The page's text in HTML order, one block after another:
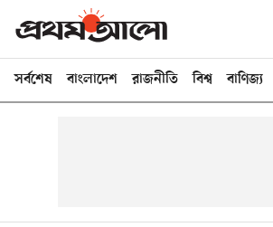
সর্বশেষ বাংলাদেশ রাজনীতি বিশ্ব বাণিজ্য